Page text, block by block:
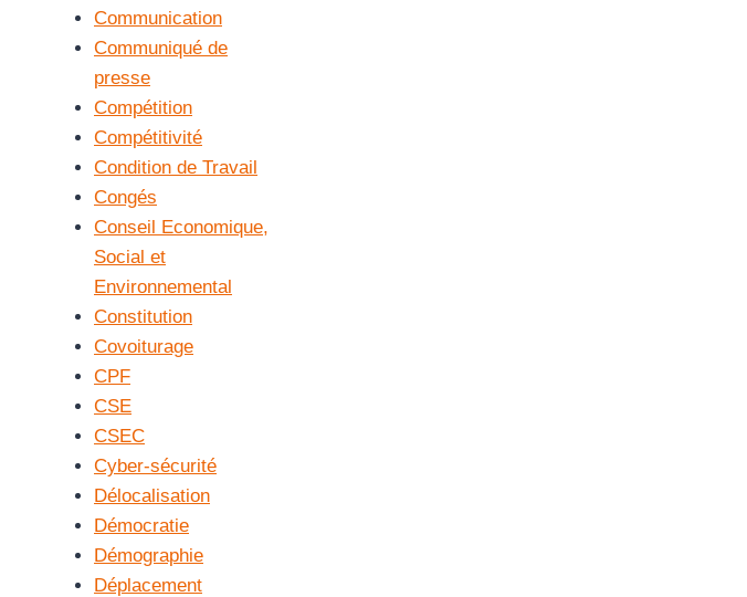
Communication
Communiqué de
presse
Compétition
Compétitivité
Condition de Travail
Congés
Conseil Economique,
Social et
Environnemental
Constitution
Covoiturage
CPF
CSE
CSEC
Cyber-sécurité
Délocalisation
Démocratie
Démographie
Déplacement